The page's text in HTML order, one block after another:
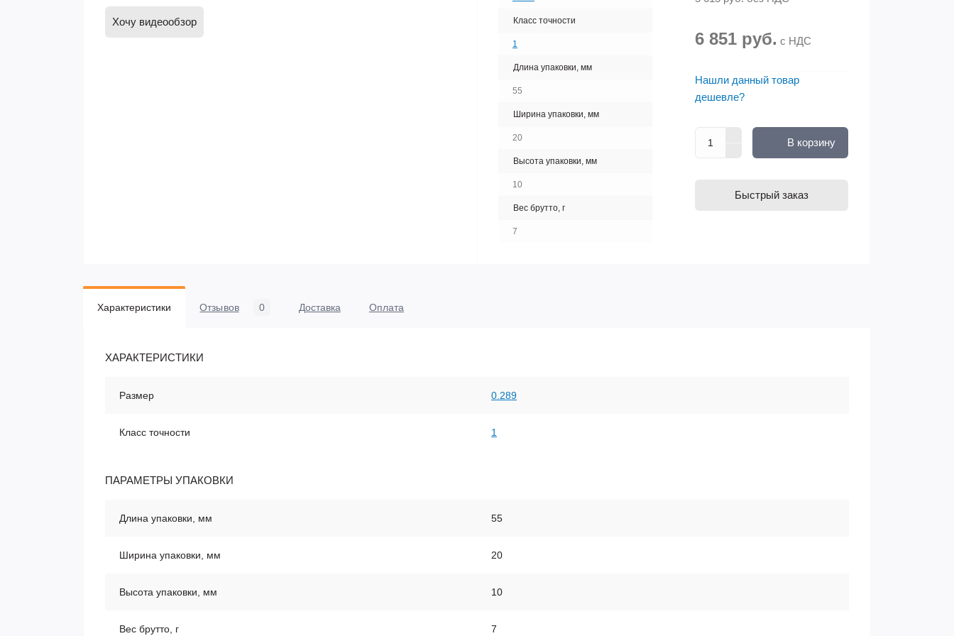
Хочу видеообзор Класс точности
1
Длина упаковки, мм
55
Ширина упаковки, мм
20
Высота упаковки, мм
10
Вес брутто, г
7
6 851 руб. с НДС
Нашли данный товар
дешевле?
В корзину
Быстрый заказ
Характеристики Отзывов 0 Доставка Оплата
ХАРАКТЕРИСТИКИ
Размер 0.289
Класс точности 1
ПАРАМЕТРЫ УПАКОВКИ
Длина упаковки, мм 55
Ширина упаковки, мм 20
Высота упаковки, мм 10
Вес брутто, г 7